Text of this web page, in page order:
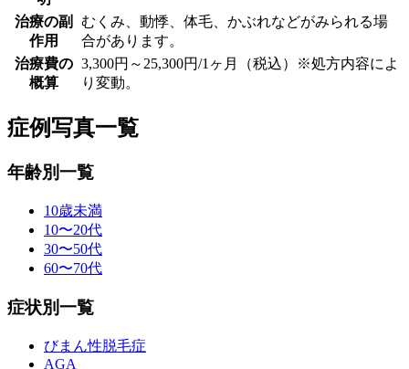
治療の副
作用
むくみ、動悸、体毛、かぶれなどがみられる場
合があります。
治療費の
概算
3,300円～25,300円/1ヶ月（税込）※処方内容によ
り変動。
症例写真一覧
年齢別一覧
10歳未満
10〜20代
30〜50代
60〜70代
症状別一覧
びまん性脱毛症
AGA